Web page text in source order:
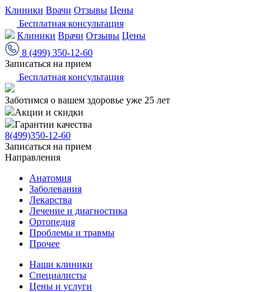
Клиники Врачи Отзывы Цены
Бесплатная консультация
Клиники Врачи Отзывы Цены
8 (499) 350-12-60
Записаться на прием
Бесплатная консультация
Заботимся о вашем здоровье уже 25 лет
Акции и скидки
Гарантии качества
8(499)350-12-60
Записаться на прием
Направления
Анатомия
Заболевания
Лекарства
Лечение и диагностика
Ортопедия
Проблемы и травмы
Прочее
Наши клиники
Специалисты
Цены и услуги